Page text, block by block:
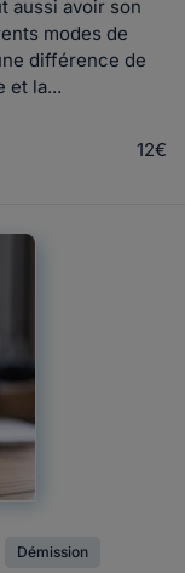
aussi avoir son
modes de
différence de
et la...
12€
Démission